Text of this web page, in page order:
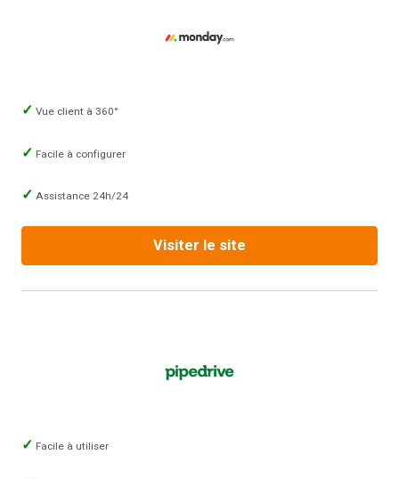
Vue client à 360°
Facile à configurer
Assistance 24h/24
Visiter le site
Facile à utiliser